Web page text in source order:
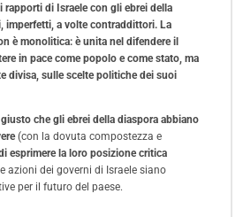
rapporti di Israele con gli ebrei della
imperfetti, a volte contraddittori. La
è monolitica: è unita nel difendere il
in pace come popolo e come stato, ma
divisa, sulle scelte politiche dei suoi
giusto che gli ebrei della diaspora abbiano
(con la dovuta compostezza e
esprimere la loro posizione critica
azioni dei governi di Israele siano
per il futuro del paese.